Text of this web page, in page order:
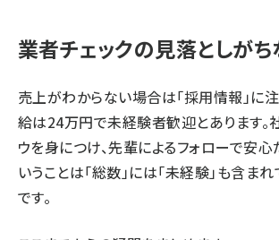
業者チェックの見落としが
売上がわからない場合は「採用情報」に
給は24万円で未経験者歓迎とあります。
ウを身につけ、先輩によるフォローで安心
いうことは「総数」には「未経験」も含ま
です。